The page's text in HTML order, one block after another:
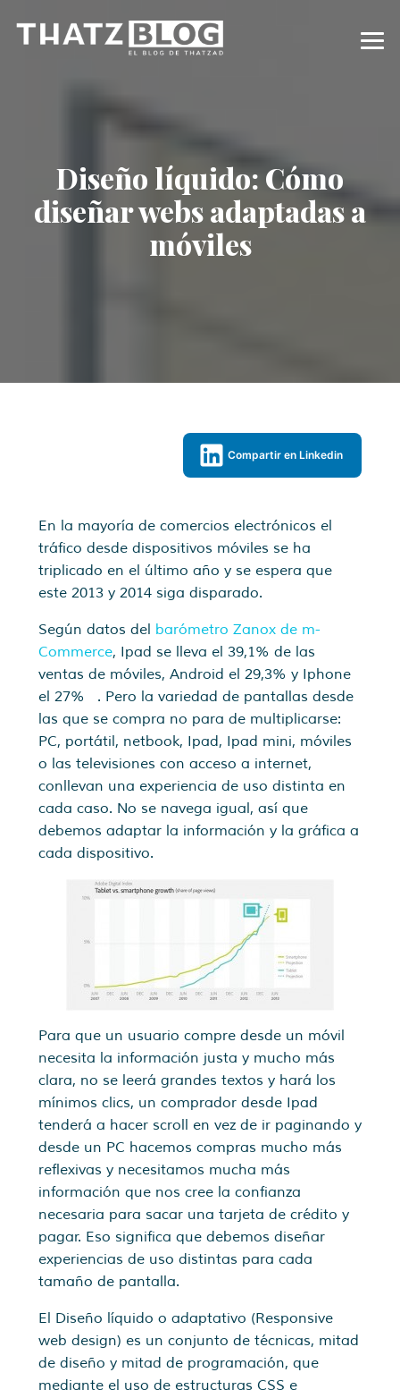
Diseño líquido: Cómo
diseñar webs adaptadas a
móviles
Compartir en Linkedin
En la mayoría de comercios electrónicos el
tráfico desde dispositivos móviles se ha
triplicado en el último año y se espera que
este 2013 y 2014 siga disparado.
Según datos del barómetro Zanox de m-
Commerce, Ipad se lleva el 39,1% de las
ventas de móviles, Android el 29,3% y Iphone
el 27% . Pero la variedad de pantallas desde
las que se compra no para de multiplicarse:
PC, portátil, netbook, Ipad, Ipad mini, móviles
o las televisiones con acceso a internet,
conllevan una experiencia de uso distinta en
cada caso. No se navega igual, así que
debemos adaptar la información y la gráfica a
cada dispositivo.
Para que un usuario compre desde un móvil
necesita la información justa y mucho más
clara, no se leerá grandes textos y hará los
mínimos clics, un comprador desde Ipad
tenderá a hacer scroll en vez de ir paginando y
desde un PC hacemos compras mucho más
reflexivas y necesitamos mucha más
información que nos cree la confianza
necesaria para sacar una tarjeta de crédito y
pagar. Eso significa que debemos diseñar
experiencias de uso distintas para cada
tamaño de pantalla.
El Diseño líquido o adaptativo (Responsive
web design) es un conjunto de técnicas, mitad
de diseño y mitad de programación, que
mediante el uso de estructuras CSS e